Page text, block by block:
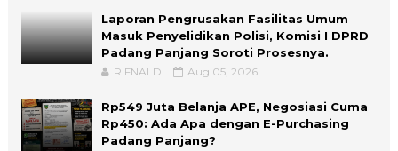
Laporan Pengrusakan Fasilitas Umum
Masuk Penyelidikan Polisi, Komisi I DPRD
Padang Panjang Soroti Prosesnya.
RIFNALDI Aug 05, 2026
Rp549 Juta Belanja APE, Negosiasi Cuma
Rp450: Ada Apa dengan E-Purchasing
Padang Panjang?